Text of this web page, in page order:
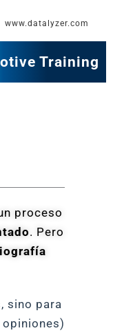
www.datalyzer.com
Training
proceso
. Pero
sino para
opiniones)